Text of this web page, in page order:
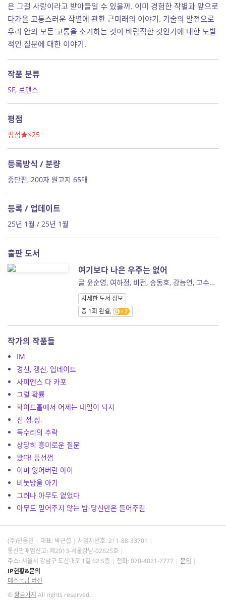
은 그걸 사랑이라고 받아들일 수 있을까. 이미 경험한 작별과 앞으로
다가올 고통스러운 작별에 관한 근미래의 이야기. 기술의 발전으로
우리 안의 모든 고통을 소거하는 것이 바람직한 것인가에 대한 도발
적인 질문에 대한 이야기.
작품 분류
SF, 로맨스
평점
평점 ×25
등록방식 / 분량
중단편, 200자 원고지 65매
등록 / 업데이트
25년 1월 / 25년 1월
출판 도서
여기보다 나은 우주는 없어
글 윤순영, 여하정, 비전, 송동호, 강늠연, 고수고수, 창궁, 이요람, 김이은
자세한 도서 정보
총 1회 완결,
2
작가의 작품들
IM
경신, 갱신, 업데이트
사피엔스 다 카포
그럴 확률
화이트홀에서 어제는 내일이 되지
진.정.성.
독수리의 추락
상당히 흥미로운 질문
왔따! 풍선껌
이미 잃어버린 아이
비눗방울 아기
그러나 아무도 없었다
아무도 믿어주지 않는 밤-당신만은 들어주길
(주)민음인 대표: 박근섭 사업자번호: 211-88-33701
통신판매업신고: 제2013-서울강남-02625호
주소: 서울시 강남구 도산대로 1길 62 5층
전화: 070-4021-7777
문의
IP현황&문의
데스크탑 버전
©황금가지 All rights reserved.